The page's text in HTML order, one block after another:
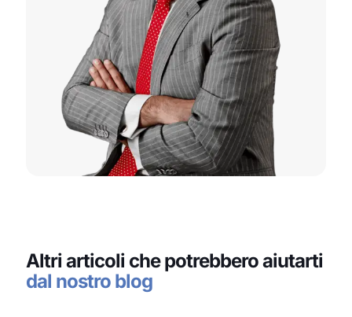
Altri articoli che potrebbero aiutarti
dal nostro blog